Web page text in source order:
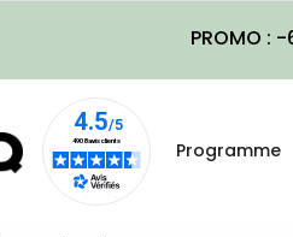
PROMO :
Programme